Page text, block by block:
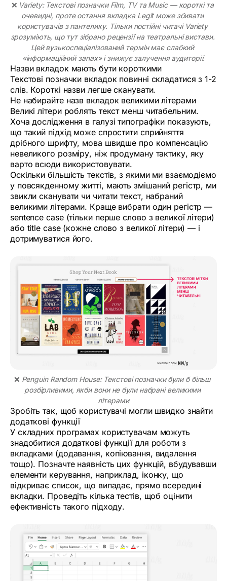
❌ Variety: Текстові позначки Film, TV та Music — короткі та
очевидні, проте остання вкладка Legit може збивати
користувачів з пантелику. Тільки постійні читачі Variety
зрозуміють, що тут зібрано рецензії на театральні вистави.
Цей вузькоспеціалізований термін має слабкий
«інформаційний запах» і знижує залучення аудиторії.
Назви вкладок мають бути короткими
Текстові позначки вкладок повинні складатися з 1-2
слів. Короткі назви легше сканувати.
Не набирайте назв вкладок великими літерами
Великі літери роблять текст менш читабельним.
Хоча дослідження в галузі типографіки показують,
що такий підхід може спростити сприйняття
дрібного шрифту, мова швидше про компенсацію
невеликого розміру, ніж продуману тактику, яку
варто всюди використовувати.
Оскільки більшість текстів, з якими ми взаємодіємо
у повсякденному житті, мають змішаний регістр, ми
звикли сканувати чи читати текст, набраний
великими літерами. Краще вибрати один регістр —
sentence case (тільки перше слово з великої літери)
або title case (кожне слово з великої літери) — і
дотримуватися його.
❌ Penguin Random House: Текстові позначки були б більш
розбірливими, якби вони не були набрані великими
літерами
Зробіть так, щоб користувачі могли швидко знайти
додаткові функції
У складних програмах користувачам можуть
знадобитися додаткові функції для роботи з
вкладками (додавання, копіювання, видалення
тощо). Позначте наявність цих функцій, вбудувавши
елементи керування, наприклад, іконку, що
відкриває список, що випадає, прямо всередині
вкладки. Проведіть кілька тестів, щоб оцінити
ефективність такого підходу.